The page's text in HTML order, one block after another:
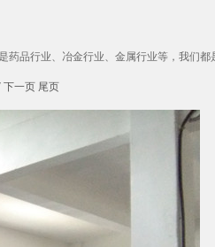
品行业、冶金行业、金属行业等，我们
下一页 尾页